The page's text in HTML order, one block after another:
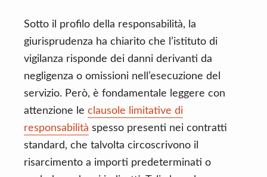
Sotto il profilo della responsabilità, la
giurisprudenza ha chiarito che l’istituto di
vigilanza risponde dei danni derivanti da
negligenza o omissioni nell’esecuzione del
servizio. Però, è fondamentale leggere con
attenzione le clausole limitative di
responsabilità spesso presenti nei contratti
standard, che talvolta circoscrivono il
risarcimento a importi predeterminati o